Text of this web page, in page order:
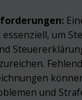
um
und